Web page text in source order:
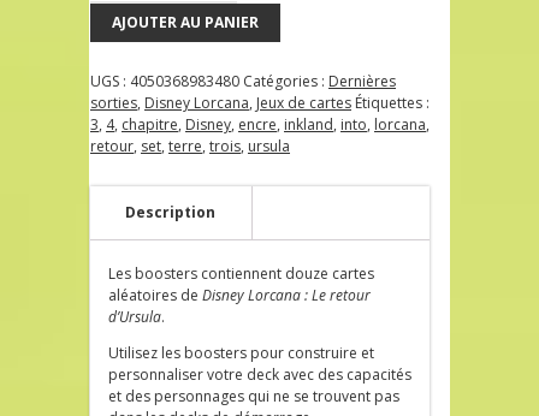
AJOUTER AU PANIER
UGS : 4050368983480 Catégories : Dernières
sorties, Disney Lorcana, Jeux de cartes Étiquettes :
3, 4, chapitre, Disney, encre, inkland, into, lorcana,
retour, set, terre, trois, ursula
Description
Les boosters contiennent douze cartes
aléatoires de Disney Lorcana : Le retour
d’Ursula.
Utilisez les boosters pour construire et
personnaliser votre deck avec des capacités
et des personnages qui ne se trouvent pas